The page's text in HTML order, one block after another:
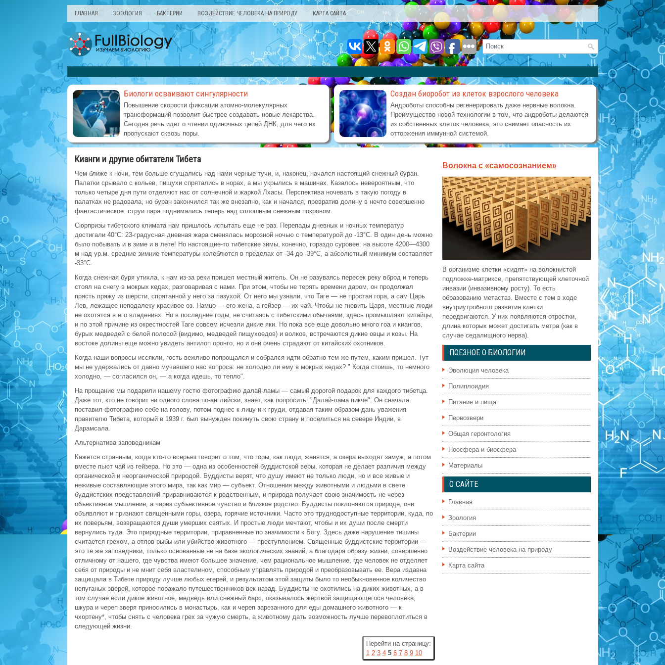
ГЛАВНАЯ ЗООЛОГИЯ БАКТЕРИИ ВОЗДЕЙСТВИЕ ЧЕЛОВЕКА НА ПРИРОДУ КАРТА САЙТА
Биологи осваивают сингулярности
Повышение скорости фиксации атомно-молекулярных
трансформаций позволит быстрее создавать новые лекарства.
Сегодня речь идет о чтении одиночных цепей ДНК, для чего их
пропускают сквозь поры.
Создан биоробот из клеток взрослого человека
Андроботы способны регенерировать даже нервные волокна.
Преимущество новой технологии в том, что андроботы делаются
из собственных клеток человека, это снимает опасность их
отторжения иммунной системой.
Кианги и другие обитатели Тибета
Чем ближе к ночи, тем больше сгущались над нами черные тучи, и, наконец, начался настоящий снежный буран.
Палатки срывало с кольев, пищухи спрятались в норах, а мы укрылись в машинах. Казалось невероятным, что
только четыре дня пути отделяют нас от солнечной и жаркой Лхасы. Перспектива ночевать в такую погоду в
палатках не радовала, но буран закончился так же внезапно, как и начался, превратив долину в нечто совершенно
фантастическое: струи пара поднимались теперь над сплошным снежным покровом.
Сюрпризы тибетского климата нам пришлось испытать еще не раз. Перепады дневных и ночных температур
достигали 40°С: 23-градусная дневная жара сменялась морозной ночью с температурой до -13°С. В один день можно
было побывать и в зиме и в лете! Но настоящие-то тибетские зимы, конечно, гораздо суровее: на высоте 4200—4300
м над ур.м. средние зимние температуры колеблются в пределах от -34 до -39°С, а абсолютный минимум составляет
-33°С.
Когда снежная буря утихла, к нам из-за реки пришел местный житель. Он не разуваясь пересек реку вброд и теперь
стоял на снегу в мокрых кедах, разговаривая с нами. При этом, чтобы не терять времени даром, он продолжал
прясть пряжу из шерсти, спрятанной у него за пазухой. От него мы узнали, что Таге — не простая гора, а сам Царь
Лев, лежащее неподалеку красивое оз. Намцо — его жена, а гейзер — их чай. Чтобы не гневить Царя, местные люди
не охотятся в его владениях. Но в последние годы, не считаясь с тибетскими обычаями, здесь промышляют китайцы,
и по этой причине из окрестностей Таге совсем исчезли дикие яки. Но пока все еще довольно много гоа и киангов,
бурых медведей с белой полосой (видимо, медведей пищухоедов) и волков, встречаются дикие овцы и козы. На
востоке долины еще можно увидеть антилоп оронго, но и они очень страдают от китайских охотников.
Когда наши вопросы иссякли, гость вежливо попрощался и собрался идти обратно тем же путем, каким пришел. Тут
мы не удержались от давно мучавшего нас вопроса: не холодно ли ему в мокрых кедах? " Когда стоишь, то немного
холодно, — согласился он, — а когда идешь, то тепло".
На прощание мы подарили нашему гостю фотографию далай-ламы — самый дорогой подарок для каждого тибетца.
Даже тот, кто не говорит ни одного слова по-английски, знает, как попросить: "Далай-лама пикче". Он сначала
поставил фотографию себе на голову, потом поднес к лицу и к груди, отдавая таким образом дань уважения
правителю Тибета, который в 1939 г. был вынужден покинуть свою страну и поселиться на севере Индии, в
Дарамсала.
Альтернатива заповедникам
Кажется странным, когда кто-то всерьез говорит о том, что горы, как люди, женятся, а озера выходят замуж, а потом
вместе пьют чай из гейзера. Но это — одна из особенностей буддистской веры, которая не делает различия между
органической и неорганической природой. Буддисты верят, что душу имеют не только люди, но и все живые и
неживые составляющие этого мира, так как мир — субъект. Отношения между животными и людьми в свете
буддистских представлений приравниваются к родственным, и природа получает свою значимость не через
объективное мышление, а через субъективное чувство и близкое родство. Буддисты поклоняются природе, они
объявляют и признают священными горы, озера, горячие источники. Часто это труднодоступные территории, куда, по
их поверьям, возвращаются души умерших святых. И простые люди мечтают, чтобы и их души после смерти
вернулись туда. Это природные территории, приравненные по значимости к Богу. Здесь даже нарушение тишины
считается грехом, а отлов рыбы или убийство животного — преступлением. Священные буддистские территории —
это те же заповедники, только основанные не на базе экологических знаний, а благодаря образу жизни, совершенно
отличному от нашего, где чувства имеют большее значение, чем рациональное мышление, где человек не отделяет
себя от природы и не мнит себя властелином, способным управлять природой и преобразовывать ее. Вера издавна
защищала в Тибете природу лучше любых егерей, и результатом этой защиты было то необыкновенное количество
непуганых зверей, которое поражало путешественников век назад. Буддисты не охотились на диких животных, а в
том случае если дикое животное, медведь или снежный барс, оказывалось жертвой защищающегося человека,
шкура и череп зверя приносились в монастырь, как и череп зарезанного для еды домашнего животного — к
чхортену*, чтобы снять с человека грех за чужую смерть, а животному дать возможность лучше перевоплотиться в
следующей жизни.
Перейти на страницу:
1 2 3 4 5 6 7 8 9 10
Волокна с «самосознанием»
В организме клетки «сидят» на волокнистой
подложке-матриксе, препятствующей клеточной
инвазии (инвазивному росту). То есть
образованию метастаз. Вместе с тем в ходе
внутриутробного развития клетки
передвигаются. У них появляются отростки,
длина которых может достигать метра (как в
случае седалищного нерва).
ПОЕЗНОЕ О БИОЛОГИИ
Эволюция человека
Полиплоидия
Питание и пища
Первозвери
Общая геронтология
Ноосфера и биосфера
Материалы
О САЙТЕ
Главная
Зоология
Бактерии
Воздействие человека на природу
Карта сайта